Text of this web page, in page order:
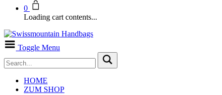
0
Loading cart contents...
Toggle Menu
HOME
ZUM SHOP